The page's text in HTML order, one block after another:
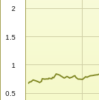
0.5
1
1.5
2